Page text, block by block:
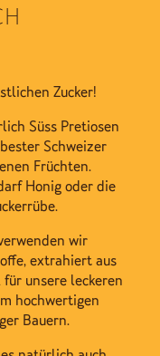
Zucker!
Süss Pretiosen
Schweizer
Früchten.
Honig oder die
wir
extrahiert aus
unsere leckeren
hochwertigen
Bauern.